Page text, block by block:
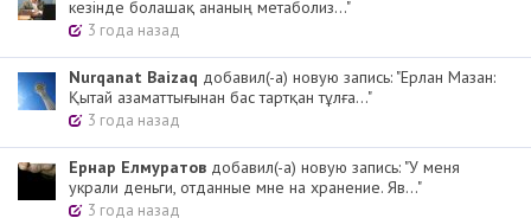
кезінде болашақ ананың метаболиз..."
3 года назад
Nurqanat Baizaq добавил(-а) новую запись: "Ерлан Мазан:
Қытай азаматтығынан бас тартқан тұлға..."
3 года назад
Ернар Елмуратов добавил(-а) новую запись: "У меня
украли деньги, отданные мне на хранение. Яв..."
3 года назад